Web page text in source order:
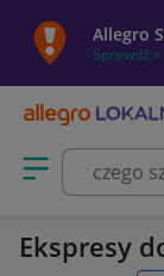
Allegro
Sprawdź »
Otwórz menu z
Ekspresy